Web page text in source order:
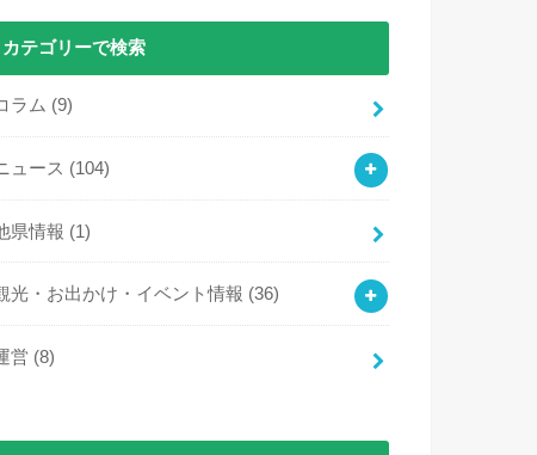
カテゴリーで検索
ラム (9)
ュース (104)
県情報 (1)
光・お出かけ・イベント情報 (36)
営 (8)